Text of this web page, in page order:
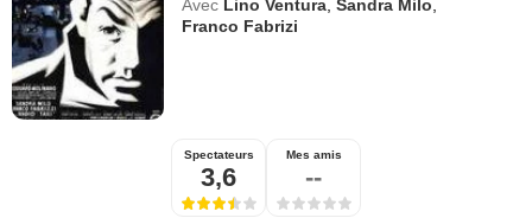
Avec Lino Ventura ,Sandra Milo
Franco Fabrizi
Spectateurs
3,6
Mes amis
--